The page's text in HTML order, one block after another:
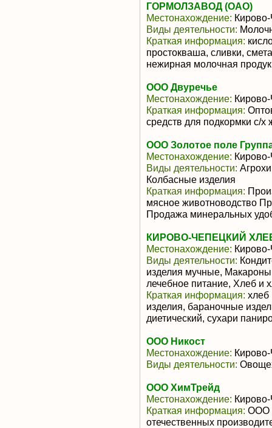
ГОРМОЛЗАВОД (ОАО)
Местонахождение:
Виды деятельности:
Краткая информация:
простокваша, сливки,
нежирная молочная
ООО Двуречье
Местонахождение:
Краткая информация:
средств для подкормки с/х
ООО Золотое поле
Местонахождение:
Виды деятельности:
Колбасные изделия
Краткая информация:
мясное животноводство
Продажа минеральных
КИРОВО-ЧЕПЕЦКИЙ
Местонахождение:
Виды деятельности:
изделия мучные,
лечебное питание, Хлеб и
Краткая информация: хлеб
изделия, бараночные
диетический, сухари
ООО Никост
Местонахождение:
Виды деятельности:
ООО ХимТрейд
Местонахождение:
Краткая информация: ООО
отечественных